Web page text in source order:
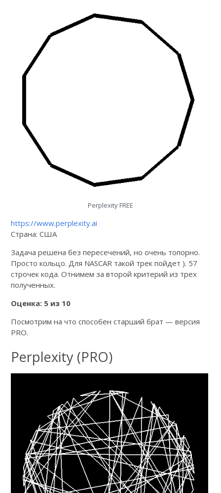
Perplexity FREE
https://www.perplexity.ai
Страна: США
Задача решена без пересечений, но очень топорно.
Просто кольцо. Для NASCAR такой трек пойдет ). 57
строчек кода. Отнимем за второй критерий из трех
полученных.
Оценка: 5 из 10
Посмотрим на что способен старший брат — версия
PRO.
Perplexity (PRO)